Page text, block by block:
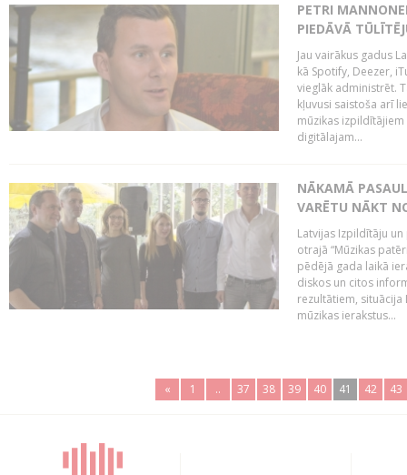
PETRI
PIEDĀVĀ
Jau vairākus gadus
kā Spotify, Deezer,
vieglāk administrēt.
kļuvusi saistoša arī
mūzikas
digitālajam...
NĀKAMĀ
VARĒTU NĀKT
Latvijas Izpildītāju
otrajā “Mūzikas
pēdējā gada laikā
diskos un citos
rezultātiem, situācija
mūzikas ierakstus...
« 1 .. 37 38 39 40 41 42 43